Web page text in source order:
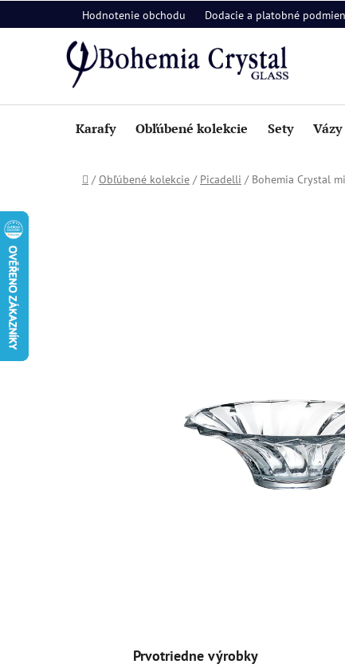
na
Hodnotenie obchodu Dodacie a platobné
Karafy Obľúbené kolekcie Sety Vázy
Domov
/ Obľúbené kolekcie / Picadelli / Bohemia Crystal
Prvotriedne výrobky